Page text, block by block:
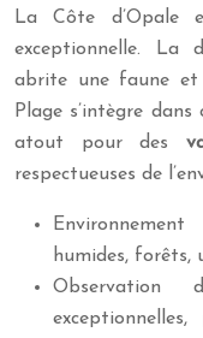
La Côte d’Opale
exceptionnelle. La
abrite une faune et
Plage s’intègre
atout pour des
respectueuses de
humides, forêts,